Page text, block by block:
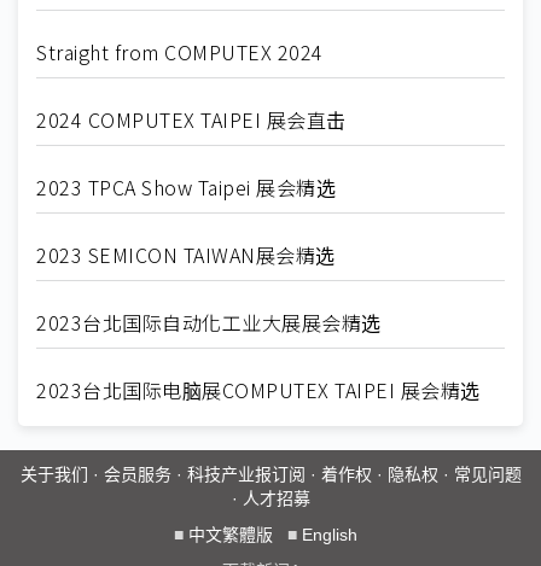
Straight from COMPUTEX 2024
2024 COMPUTEX TAIPEI 展会直击
2023 TPCA Show Taipei 展会精选
2023 SEMICON TAIWAN展会精选
2023台北国际自动化工业大展展会精选
2023台北国际电脑展COMPUTEX TAIPEI 展会精选
关于我们 · 会员服务· 科技产业报订阅 · 着作权 · 隐私权 · 常见问题
· 人才招募
■ 中文繁體版 ■ English